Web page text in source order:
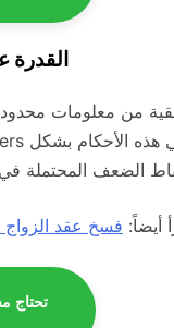
القدرة
من معلومات
أيضاً: فسخ عقد
تحتاج